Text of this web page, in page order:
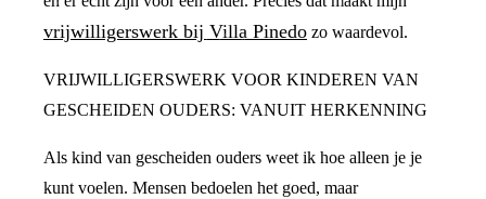
vrijwilligerswerk bij Villa Pinedo zo waardevol.
VRIJWILLIGERSWERK VOOR KINDEREN VAN
GESCHEIDEN OUDERS: VANUIT HERKENNING
Als kind van gescheiden ouders weet ik hoe alleen je je
kunt voelen. Mensen bedoelen het goed, maar